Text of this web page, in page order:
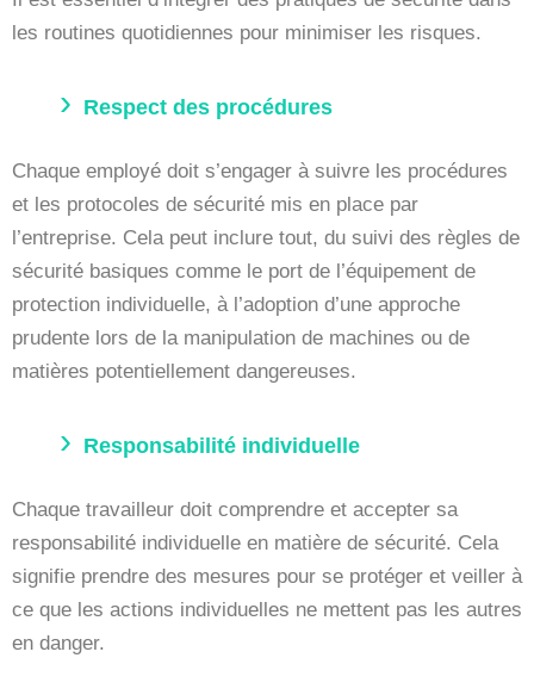
les routines quotidiennes pour minimiser les risques.
Respect des procédures
Chaque employé doit s’engager à suivre les procédures
et les protocoles de sécurité mis en place par
l’entreprise. Cela peut inclure tout, du suivi des règles de
sécurité basiques comme le port de l’équipement de
protection individuelle, à l’adoption d’une approche
prudente lors de la manipulation de machines ou de
matières potentiellement dangereuses.
Responsabilité individuelle
Chaque travailleur doit comprendre et accepter sa
responsabilité individuelle en matière de sécurité. Cela
signifie prendre des mesures pour se protéger et veiller à
ce que les actions individuelles ne mettent pas les autres
en danger.